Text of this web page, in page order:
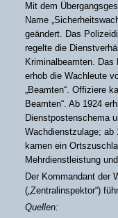
Mit dem
Name
geändert. Das
regelte die
Kriminalbeamten.
erhob die Wachleute
„Beamten“. Offiziere
Beamten“. Ab 1924
Dienstpostenschema
Wachdienstzulage; ab
kamen ein
Mehrdienstleistung
Der Kommandant der
(„Zentralinspektor“)
Quellen: